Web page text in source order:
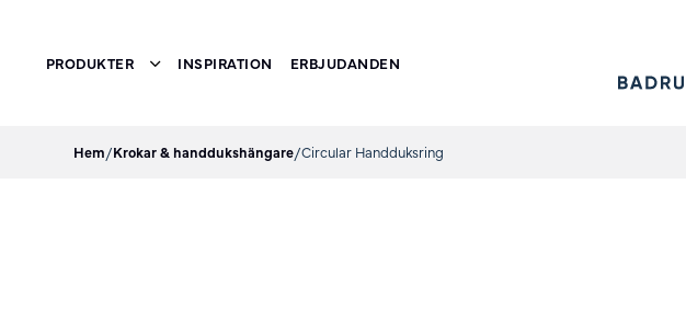
PRODUKTER Toggle submenu
INSPIRATION ERBJUDANDEN
Hem/Krokar & handdukshängare/Circular Handduksring